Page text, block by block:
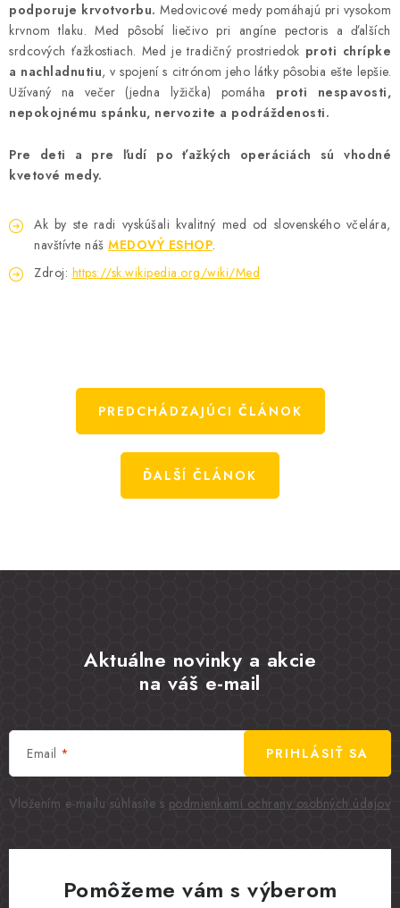
podporuje krvotvorbu. Medovicové medy pomáhajú pri vysokom
krvnom tlaku. Med pôsobí liečivo pri angíne pectoris a ďalších
srdcových ťažkostiach. Med je tradičný prostriedok proti chrípke
a nachladnutiu, v spojení s citrónom jeho látky pôsobia ešte lepšie.
Užívaný na večer (jedna lyžička) pomáha proti nespavosti,
nepokojnému spánku, nervozite a podráždenosti.
Pre deti a pre ľudí po ťažkých operáciách sú vhodné
kvetové medy.
Ak by ste radi vyskúšali kvalitný med od slovenského včelára,
navštívte náš MEDOVÝ ESHOP.
Zdroj: https://sk.wikipedia.org/wiki/Med
PREDCHÁDZAJÚCI ČLÁNOK
ĎALŠÍ ČLÁNOK
Aktuálne novinky a akcie
na váš e-mail
Email
Vložením e-mailu súhlasíte s podmienkami ochrany osobných údajov
PRIHLÁSIŤ SA
Pomôžeme vám s výberom